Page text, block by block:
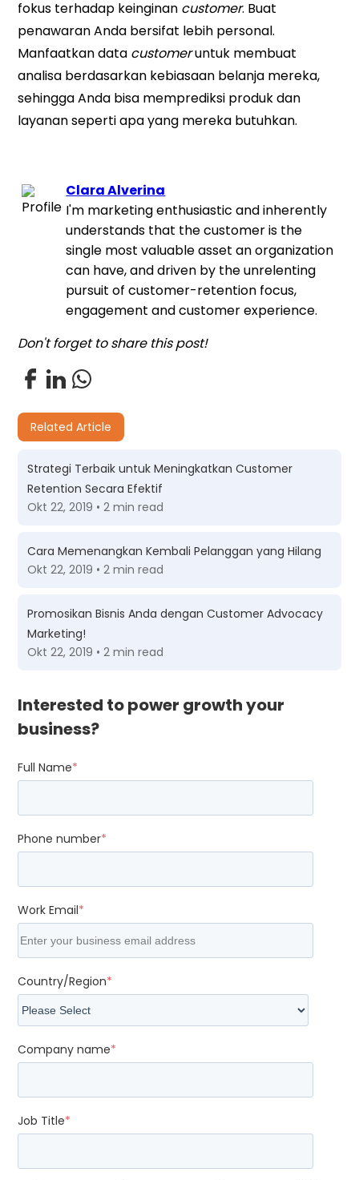
fokus terhadap keinginan customer. Buat
penawaran Anda bersifat lebih personal.
Manfaatkan data customeruntuk membuat
analisa berdasarkan kebiasaan belanja mereka,
sehingga Anda bisa memprediksi produk dan
layanan seperti apa yang mereka butuhkan.
Clara Alverina
I'm marketing enthusiastic and inherently
understands that the customer is the
single most valuable asset an organization
can have, and driven by the unrelenting
pursuit of customer-retention focus,
engagement and customer experience.
Don't forget to share this post!
Related Article
Strategi Terbaik untuk Meningkatkan Customer
Retention Secara Efektif
Okt 22, 2019 • 2 min read
Cara Memenangkan Kembali Pelanggan yang Hilang
Okt 22, 2019 • 2 min read
Promosikan Bisnis Anda dengan Customer Advocacy
Marketing!
Okt 22, 2019 • 2 min read
Interested to power growth your
business?
Full Name*
Phone number*
Work Email*
Country/Region*
Company name*
Job Title*